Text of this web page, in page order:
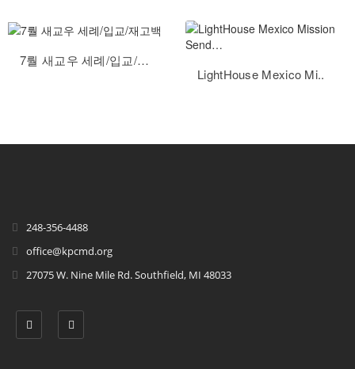
7뤌 새교우 세례/입교/재고백
LightHouse Mexico Mi..
248-356-4488
office@kpcmd.org
27075 W. Nine Mile Rd. Southfield, MI 48033